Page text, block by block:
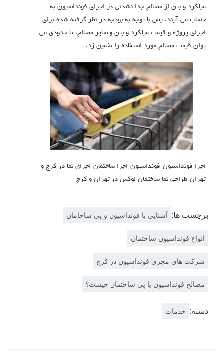
میلگرد و بتن از مصالح جدا نشدنی در اجرای فونداسیون به
حساب می آیند. پس با توجه به بودجه در نظر گرفته شده برای
اجرای پروژه و قیمت میلگرد و بتن و سایر مصالح، تا حدودی می
توان قیمت مصالح مورد استفاده را تخمین زد.
اجرا فونداسیون-فونداسیون-اجرا ساختمان-اجرای نما در کرج و
تهران-طراحی نما ساختمان لوکس در تهران و کرج
برچسب ها: آشنایی با فونداسیون و پی ساخامان
انواع فونداسیون ساختمان
شرکت های مجری فونداسیون در کرج
مصالح فونداسیون یا پی ساختمان چیست؟
دسته: خدمات